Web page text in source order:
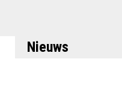
Nieuws